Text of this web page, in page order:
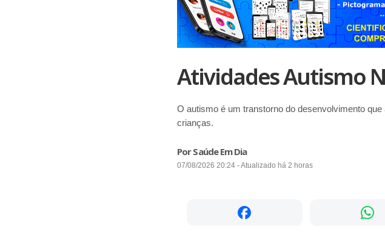
Atividades Autismo
O autismo é um transtorno do desenvolvimento
crianças.
Por Saúde Em Dia
07/08/2026 20:24 - Atualizado há 2 horas